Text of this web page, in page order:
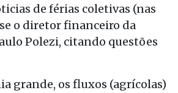
de férias coletivas (nas
o diretor financeiro da
Polezi, citando questões
grande, os fluxos (agrícolas)